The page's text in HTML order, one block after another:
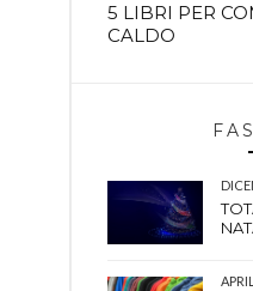
5 LIBRI PER
CALDO